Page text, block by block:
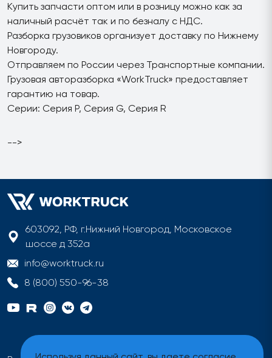
Купить запчасти оптом или в розницу можно как за
наличный расчёт так и по безналу с НДС.
Разборка грузовиков организует доставку по Нижнему
Новгороду.
Отправляем по России через Транспортные компании.
Грузовая авторазборка «WorkTruck» предоставляет
гарантию на товар.
Серии: Серия P, Серия G, Серия R
-->
603092, РФ, г.Нижний Новгород, Московское
шоссе д 352а
info@worktruck.ru
8 (800) 550-96-38